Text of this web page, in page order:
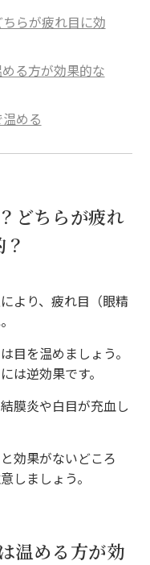
らが疲れ目に効
る方が効果的な
める
どちらが疲れ
より、疲れ目（眼精
目を温めましょう。
は逆効果です。
膜炎や白目が充血し
効果がないどころ
しましょう。
温める方が効